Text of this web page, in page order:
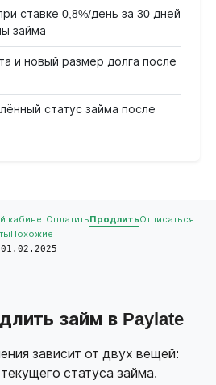
ставке 0,8%/день за 30 дней
займа
и новый размер долга после
статус займа после
кабинетОплатить ПродлитьОтписаться
Похожие
займ в Paylate
зависит от двух вещей:
статуса займа.